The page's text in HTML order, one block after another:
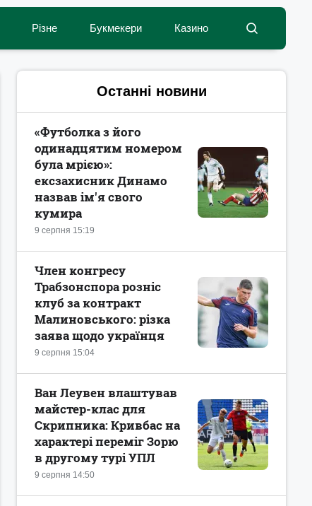
Різне Букмекери Казино
Останні новини
9 серпня 15:19
«Футболка з його
одинадцятим номером
була мрією»:
ексзахисник Динамо
назвав ім'я свого
кумира
9 серпня 15:04
Член конгресу
Трабзонспора розніс
клуб за контракт
Малиновського: різка
заява щодо українця
9 серпня 14:50
Ван Леувен влаштував
майстер-клас для
Скрипника: Кривбас на
характері переміг Зорю
в другому турі УПЛ